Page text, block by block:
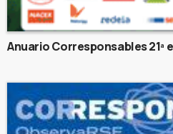
Anuario Corresponsables 21ª